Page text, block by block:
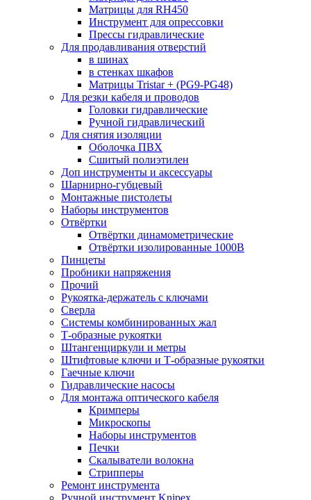
Матрицы для RH450
Инструмент для опрессовки
Прессы гидравлические
Для продавливания отверстий
в шинах
в стенках шкафов
Матрицы Tristar + (PG9-PG48)
Для резки кабеля и проводов
Головки гидравлические
Ручной гидравлический
Для снятия изоляции
Оболочка ПВХ
Сшитый полиэтилен
Доп инструменты и аксессуары
Шарнирно-губцевый
Монтажные пистолеты
Наборы инструментов
Отвёртки
Отвёртки динамометрические
Отвёртки изолированные 1000В
Пинцеты
Пробники напряжения
Прочий
Рукоятка-держатель с ключами
Сверла
Системы комбинированных жал
Т-образные рукоятки
Штангенциркули и метры
Штифтовые ключи и Т-образные рукоятки
Гаечные ключи
Гидравлические насосы
Для монтажа оптического кабеля
Кримперы
Микроскопы
Наборы инструментов
Печки
Скалыватели волокна
Стрипперы
Ремонт инструмента
Ручной инструмент Knipex